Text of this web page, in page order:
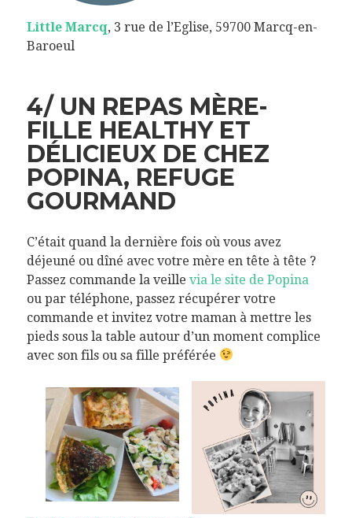
Little Marcq, 3 rue de l’Eglise, 59700 Marcq-en-
Baroeul
4/ UN REPAS MÈRE-
FILLE HEALTHY ET
DÉLICIEUX DE CHEZ
POPINA, REFUGE
GOURMAND
C’était quand la dernière fois où vous avez
déjeuné ou dîné avec votre mère en tête à tête ?
Passez commande la veille via le site de Popina
ou par téléphone, passez récupérer votre
commande et invitez votre maman à mettre les
pieds sous la table autour d’un moment complice
avec son fils ou sa fille préférée